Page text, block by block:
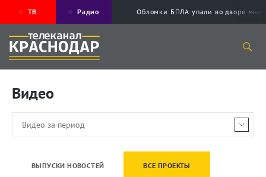
ТВ Радио Обломки БПЛА упали во дворе
Видео
ВЫПУСКИ НОВОСТЕЙ ВСЕ ПРОЕКТЫ